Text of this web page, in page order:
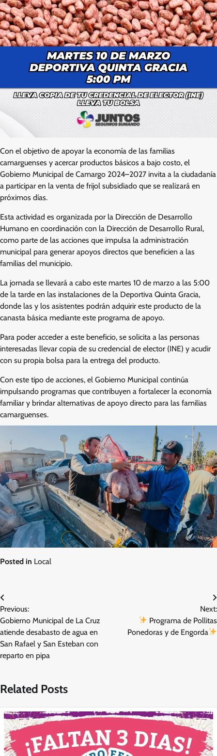
Con el objetivo de apoyar la economía de las familias
camarguenses y acercar productos básicos a bajo costo, el
Gobierno Municipal de Camargo 2024–2027 invita a la ciudadanía
a participar en la venta de frijol subsidiado que se realizará en
próximos días.
Esta actividad es organizada por la Dirección de Desarrollo
Humano en coordinación con la Dirección de Desarrollo Rural,
como parte de las acciones que impulsa la administración
municipal para generar apoyos directos que beneficien a las
familias del municipio.
La jornada se llevará a cabo este martes 10 de marzo a las 5:00
de la tarde en las instalaciones de la Deportiva Quinta Gracia,
donde las y los asistentes podrán adquirir este producto de la
canasta básica mediante este programa de apoyo.
Para poder acceder a este beneficio, se solicita a las personas
interesadas llevar copia de su credencial de elector (INE) y acudir
con su propia bolsa para la entrega del producto.
Con este tipo de acciones, el Gobierno Municipal continúa
impulsando programas que contribuyen a fortalecer la economía
familiar y brindar alternativas de apoyo directo para las familias
camarguenses.
Posted in Local
Navegación
de
entradas
Previous:
Gobierno Municipal de La Cruz
atiende desabasto de agua en
San Rafael y San Esteban con
reparto en pipa
Next:
Programa de Pollitas
Ponedoras y de Engorda
Related Posts